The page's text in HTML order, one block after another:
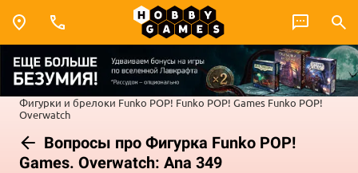
Фигурки и брелоки Funko POP! Funko POP! Games Funko POP!
Overwatch
Вопросы про Фигурка Funko POP!
Games. Overwatch: Ana 349